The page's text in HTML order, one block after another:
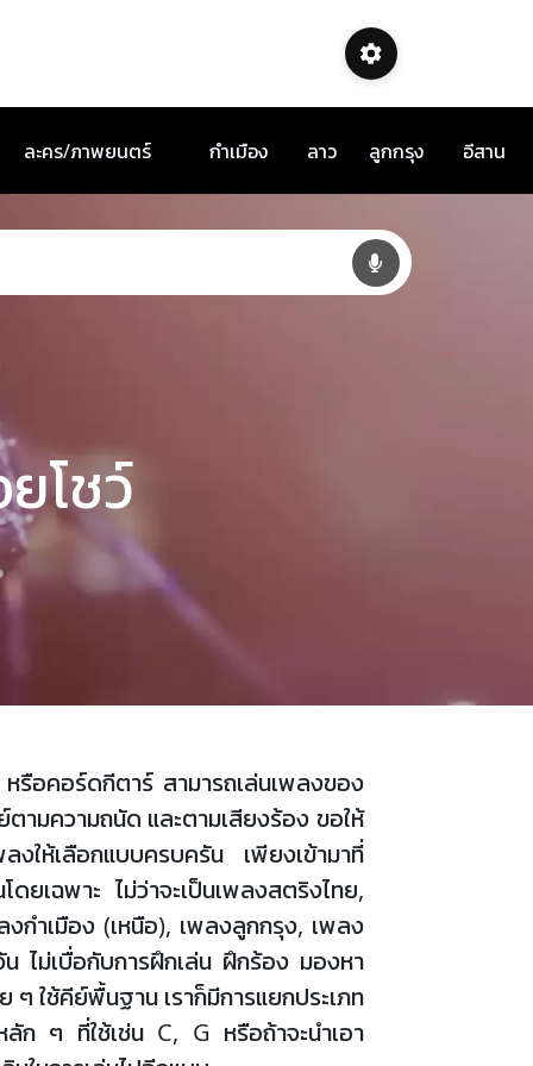
ละคร/ภาพยนตร์ กำเมือง ลาว ลูกกรุง อีสาน
โชว์
รือคอร์ดกีตาร์ สามารถเล่นเพลงของ
ามความถนัด และตามเสียงร้อง ขอให้
ให้เลือกแบบครบครัน เพียงเข้ามาที่
ยเฉพาะ ไม่ว่าจะเป็นเพลงสตริงไทย,
กำเมือง (เหนือ), เพลงลูกกรุง, เพลง
ไม่เบื่อกับการฝึกเล่น ฝึกร้อง มองหา
ใช้คีย์พื้นฐาน เราก็มีการแยกประเภท
ลัก ๆ ที่ใช้เช่น C, G หรือถ้าจะนำเอา